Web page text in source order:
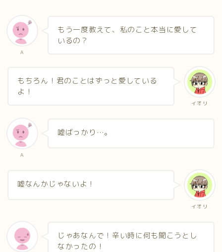
A
もう一度教えて、私のこと本当に愛して
いるの？
イオリ
もちろん！君のことはずっと愛している
よ！
A
嘘ばっかり…。
イオリ
嘘なんかじゃないよ！
じゃあなんで！辛い時に何も聞こうとし
なかったの！